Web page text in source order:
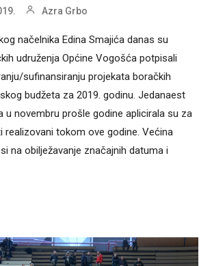
Azra Grbo
načelnika Edina Smajića danas su
udruženja Općine Vogošća potpisali
sufinansiranju projekata boračkih
budžeta za 2019. godinu. Jedanaest
u novembru prošle godine aplicirala su za
realizovani tokom ove godine. Većina
na obilježavanje značajnih datuma i